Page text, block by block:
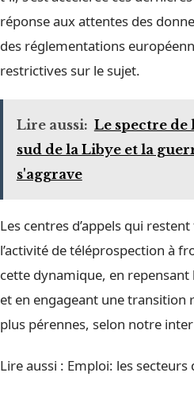
réponse aux attentes des
des réglementations
restrictives sur le sujet.
Lire aussi: Le spectre de
sud de la Libye et la
s'aggrave
Les centres d’appels qui
l’activité de téléprospection à
cette dynamique, en
et en engageant une transition
plus pérennes, selon notre
Lire aussi : Emploi: les secteurs